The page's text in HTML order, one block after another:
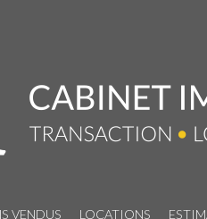
VENDUS LOCATIONS